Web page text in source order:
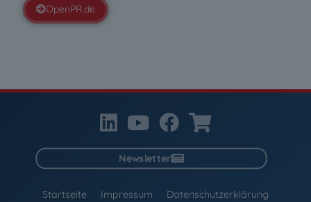
OpenPR.de
Startseite Impressum Datenschutzerklärung
Newsletter